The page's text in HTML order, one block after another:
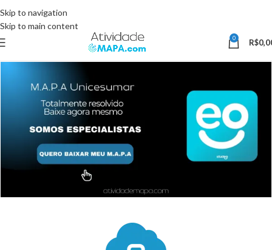
Skip to navigation
Skip to main content
0 R$
somente pelo site.